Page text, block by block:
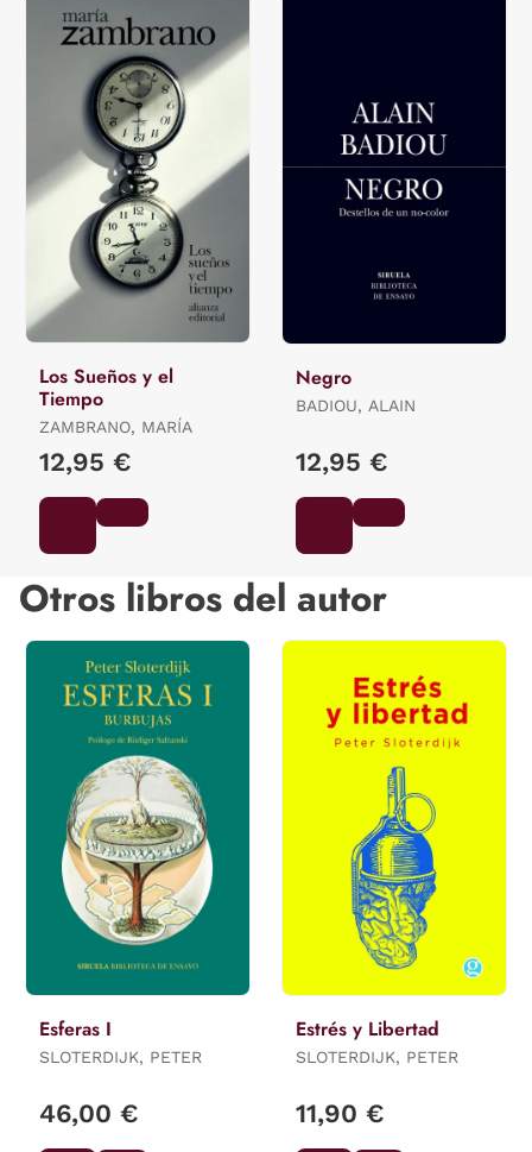
Los Sueños y el
Tiempo
ZAMBRANO, MARÍA
12,95 €
Negro
BADIOU, ALAIN
12,95 €
Otros libros del autor
Esferas I
SLOTERDIJK, PETER
46,00 €
Estrés y Libertad
SLOTERDIJK, PETER
11,90 €